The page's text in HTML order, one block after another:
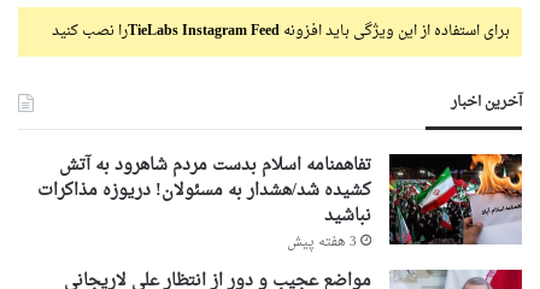
برای استفاده از این ویژگی باید افزونهTieLabs Instagram Feedرا نصب کنید
آخرین اخبار
تفاهمنامه اسلام بدست مردم شاهرود به آتش
کشیده شد/هشدار به مسئولان! دریوزه مذاکرات
نباشید
3 هفته پیش
مواضع عجیب و دور از انتظار علی لاریجانی